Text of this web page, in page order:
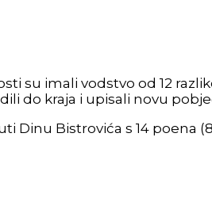
su imali vodstvo od 12
do kraja i upisali novu
Dinu Bistrovića s 14 poena